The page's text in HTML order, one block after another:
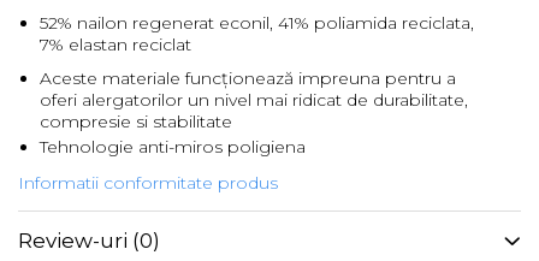
52% nailon regenerat econil, 41% poliamida reciclata,
7% elastan reciclat
Aceste materiale funcționează impreuna pentru a
oferi alergatorilor un nivel mai ridicat de durabilitate,
compresie si stabilitate
Tehnologie anti-miros poligiena
Informatii conformitate produs
Review-uri (0)